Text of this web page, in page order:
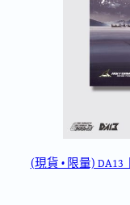
(現貨 • 限量)